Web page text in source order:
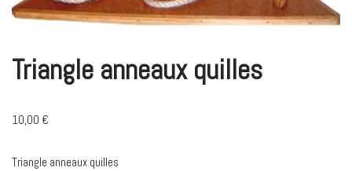
Triangle anneaux quilles
10,00 €
Triangle anneaux quilles